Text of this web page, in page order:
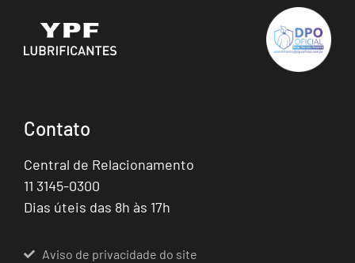
Contato
Central de Relacionamento
11 3145-0300
Dias úteis das 8h às 17h
Aviso de privacidade do site